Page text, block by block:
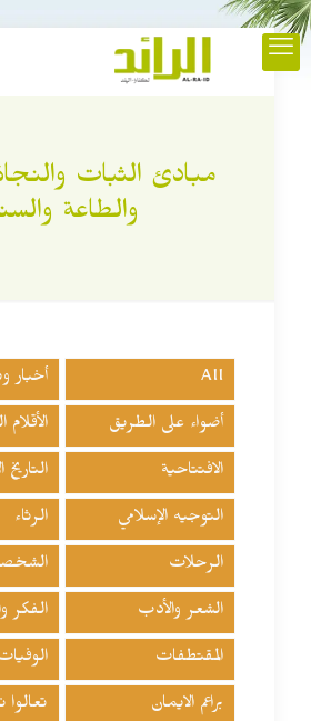
مبادئ الثبات
والطاعة
All أخبار
أضواء على الطريق الأقلام
الافتتاحية التاريخ
التوجيه الإسلامي الرثاء
الرحلات
الشعر والأدب الفكر
المقتطفات
براعم الايمان تعالوا